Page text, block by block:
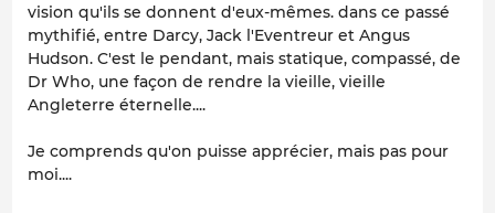
vision qu'ils se donnent d'eux-mêmes. dans ce passé
mythifié, entre Darcy, Jack l'Eventreur et Angus
Hudson. C'est le pendant, mais statique, compassé, de
Dr Who, une façon de rendre la vieille, vieille
Angleterre éternelle....
Je comprends qu'on puisse apprécier, mais pas pour
moi....